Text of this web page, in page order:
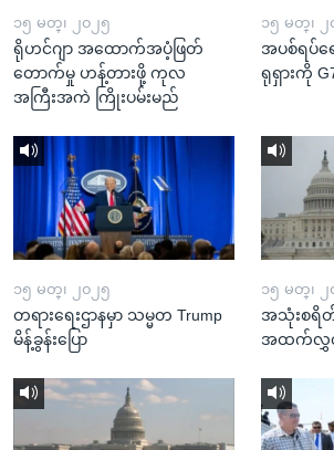
၁၅ မတ္၊ ၂၀၂၅
ရိုဟင်ဂျာ အထောက်အပံ့ဖြတ်
တောက်မှု ဟန့်တားဖို့ ကုလ
အကြီးအကဲ ကြိုးပမ်းမည်
၁၅ မတ္၊ ၂
အပစ်ရပ်
ရုရှားကို
၁၅ မတ္၊ ၂၀၂၅
တရားရေးဌာနမှာ သမ္မတ Trump
မိန့်ခွန်းပြော
၁၅ မတ္၊ ၂
အသုံးစရိတ်
အထက်လွှ